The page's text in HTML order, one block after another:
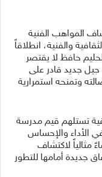
المواهب الفنية
والفنية، انطلاقاً
حافظ لا يقتصر
جيل جديد قادر على
وتمنحه استمرارية
تستلهم قيم مدرسة
في الأداء والإحساس
مثالياً لاكتشاف
جديدة أمامها للتطور